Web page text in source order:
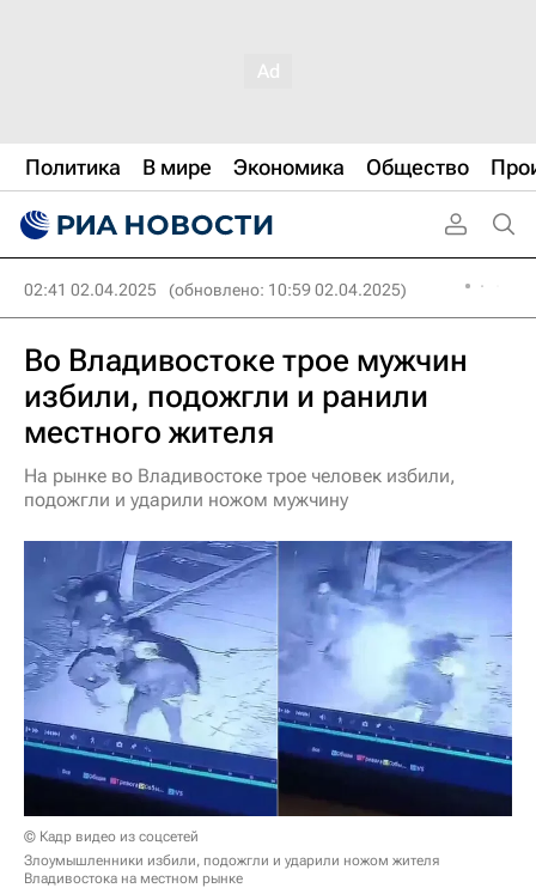
Политика В мире Экономика Общество
02:41 02.04.2025 (обновлено: 10:59 02.04.2025)
Во Владивостоке трое мужчин
избили, подожгли и ранили
местного жителя
На рынке во Владивостоке трое человек избили,
подожгли и ударили ножом мужчину
© Кадр видео из соцсетей
Злоумышленники избили, подожгли и ударили ножом жителя
Владивостока на местном рынке